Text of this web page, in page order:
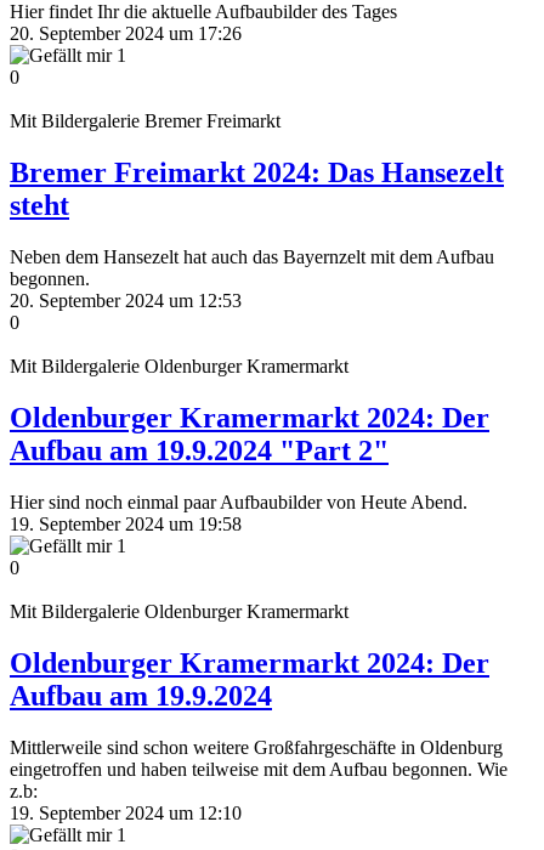
Hier findet Ihr die aktuelle Aufbaubilder des Tages
20. September 2024 um 17:26
1
0
Mit Bildergalerie Bremer Freimarkt
Bremer Freimarkt 2024: Das Hansezelt
steht
Neben dem Hansezelt hat auch das Bayernzelt mit dem Aufbau
begonnen.
20. September 2024 um 12:53
0
Mit Bildergalerie Oldenburger Kramermarkt
Oldenburger Kramermarkt 2024: Der
Aufbau am 19.9.2024 "Part 2"
Hier sind noch einmal paar Aufbaubilder von Heute Abend.
19. September 2024 um 19:58
1
0
Mit Bildergalerie Oldenburger Kramermarkt
Oldenburger Kramermarkt 2024: Der
Aufbau am 19.9.2024
Mittlerweile sind schon weitere Großfahrgeschäfte in Oldenburg
eingetroffen und haben teilweise mit dem Aufbau begonnen. Wie
z.b:
19. September 2024 um 12:10
1